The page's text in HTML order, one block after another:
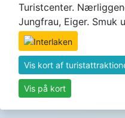
Turistcenter.
Jungfrau, Eiger. Smuk
Vis kort af
Vis på kort